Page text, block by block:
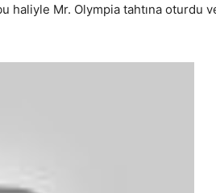
haliyle Mr. Olympia tahtına oturdu